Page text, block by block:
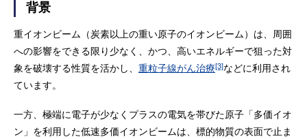
背景
重イオンビーム（炭素以上の重い原子のイオンビーム）は、周囲
への影響をできる限り少なく、かつ、高いエネルギーで狙った対
象を破壊する性質を活かし、 重粒子線がん治療[3]などに利用され
ています。
一方、極端に電子が少なくプラスの電気を帯びた原子「多価イオ
ン」を利用した低速多価イオンビームは、標的物質の表面で止ま